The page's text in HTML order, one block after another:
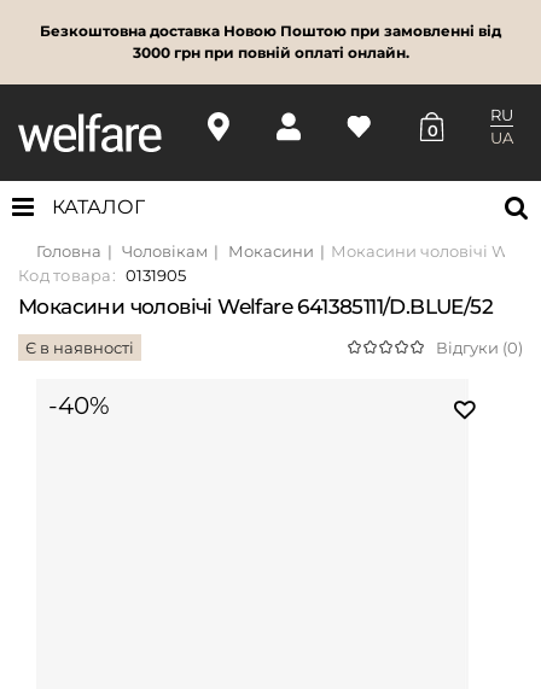
Безкоштовна доставка Новою Поштою при замовленні від
3000 грн при повній оплаті онлайн.
0
RU
UA
КАТАЛОГ
Головна Чоловікам Мокасини
Мокасини чоловічі
Код товара: 0131905
Мокасини чоловічі Welfare 641385111/D.BLUE/52
Є в наявності Відгуки (0)
-40%